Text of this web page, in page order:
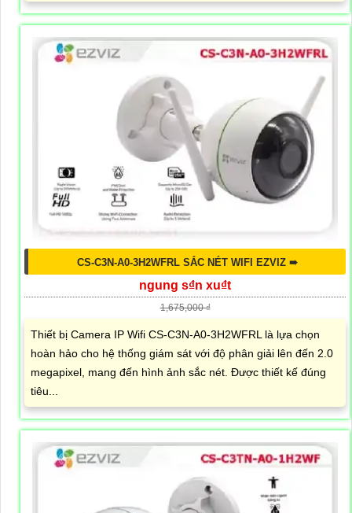
CS-C3N-A0-3H2WFRL SẮC NÉT WIFI EZVIZ ➠
ngung s₫n xu₫t
1,675,000 ₫
Thiết bị Camera IP Wifi CS-C3N-A0-3H2WFRL là lựa chọn
hoàn hảo cho hệ thống giám sát với độ phân giải lên đến 2.0
megapixel, mang đến hình ảnh sắc nét. Được thiết kế đúng
tiêu...